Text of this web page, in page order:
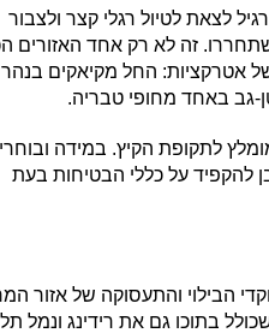
לצאת לטיול רגלי קצר ולצבור
זה לא רק אחד האזורים
אטרקציות: החל מקיאקים בנהר
גב באחד מחופי טבריה.
לתקופת הקיץ. במידה
להקפיד על כללי הבטיחות בעת
הבילוי והתעסוקה של אזור
בתוכו גם את רידינג ונמל תל